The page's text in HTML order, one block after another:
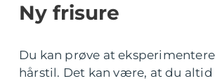
Ny frisure
Du kan prøve at
hårstil. Det kan være, at du altid